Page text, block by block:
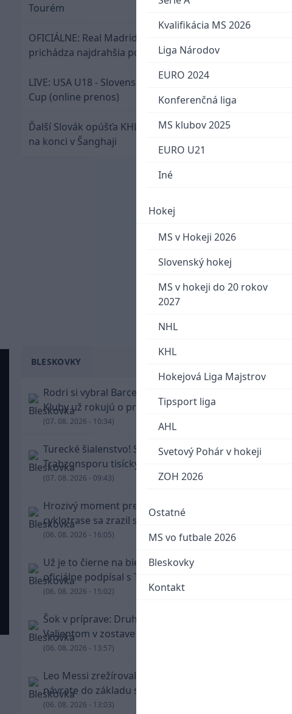
Kvalifikácia MS 2026
Liga Národov
EURO 2024
Konferenčná liga
MS klubov 2025
EURO U21
Iné
Hokej
MS v Hokeji 2026
Slovenský hokej
MS v hokeji do 20 rokov
2027
NHL
KHL
Hokejová Liga Majstrov
Tipsport liga
AHL
Svetový Pohár v hokeji
ZOH 2026
Ostatné
MS vo futbale 2026
Bleskovky
Kontakt
Tourém
OFICIÁLNE: Real Madrid rozbil bank. Z Lipska
prichádza najdrahšia posila v klubovej histórii
LIVE: USA U18 - Slovensko U18 / Hlinka-Gretzky
Cup (online prenos)
Ďalší Slovák opúšťa KHL. Patrik Rybár sa dohodol
na konci v Šanghaji
BLESKOVKY
Rodri si vybral Barcelonu a odmietol Real.
Kluby už rokujú o prestupovej čiastke
(07. 08. 2026 - 10:34)
Turecké šialenstvo! Salaha vítali na štadióne
Trabzonsporu tisícky fanúšikov
(07. 08. 2026 - 09:43)
Hrozivý moment pre Zdena Cháru! Na
cyklotrase sa zrazil s bežcom
(06. 08. 2026 - 16:05)
Už je to čierne na bielom: Mohamed Salah
oficiálne podpísal s Trabzonsporom
(06. 08. 2026 - 15:02)
Šok v príprave: Druholigová Mallorca s
Valjentom v zostave zdolala PSG
(06. 08. 2026 - 13:57)
Leo Messi zrežíroval obrat Interu Miami, pri
návrate do základu strelil dva góly
(06. 08. 2026 - 13:03)